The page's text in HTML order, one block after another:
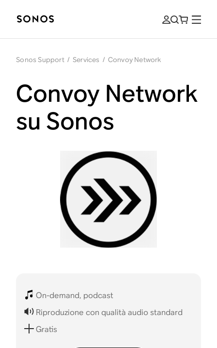
Sonos Support / Services / Convoy Network
Convoy Network
su Sonos
On-demand, podcast
Riproduzione con qualità audio standard
Gratis